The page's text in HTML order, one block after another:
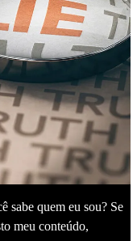
sabe quem eu sou? Se
meu conteúdo,